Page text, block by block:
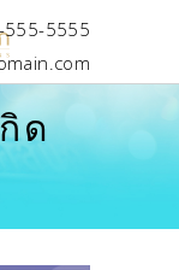
555-5555
ด